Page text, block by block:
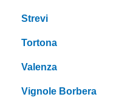
Strevi
Tortona
Valenza
Vignole Borbera